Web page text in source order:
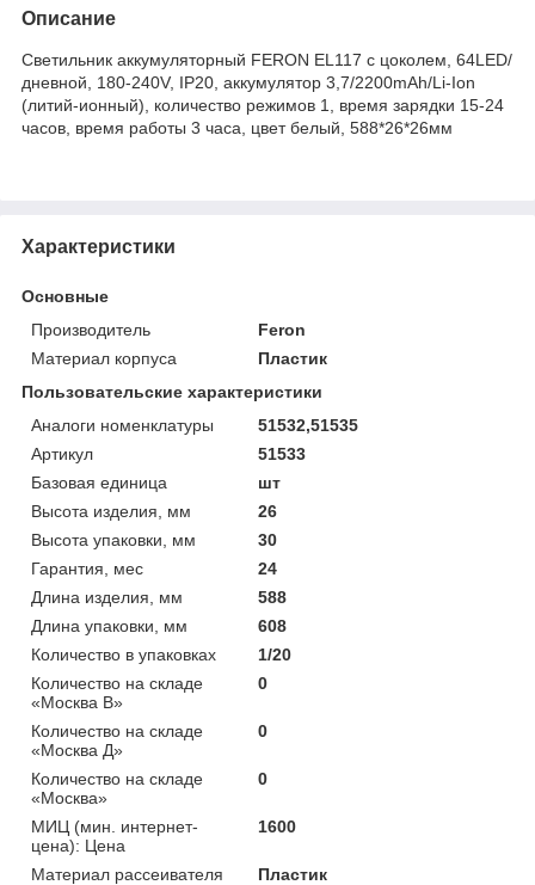
Описание
Светильник аккумуляторный FERON EL117 с цоколем, 64LED/
дневной, 180-240V, IP20, аккумулятор 3,7/2200mAh/Li-Ion
(литий-ионный), количество режимов 1, время зарядки 15-24
часов, время работы 3 часа, цвет белый, 588*26*26мм
Характеристики
Основные
Производитель
Feron
Материал корпуса
Пластик
Пользовательские характеристики
Аналоги номенклатуры
51532,51535
Артикул
51533
Базовая единица
шт
Высота изделия, мм
26
Высота упаковки, мм
30
Гарантия, мес
24
Длина изделия, мм
588
Длина упаковки, мм
608
Количество в упаковках
1/20
Количество на складе
«Москва В»
0
Количество на складе
«Москва Д»
0
Количество на складе
«Москва»
0
МИЦ (мин. интернет-
цена): Цена
1600
Материал рассеивателя
Пластик